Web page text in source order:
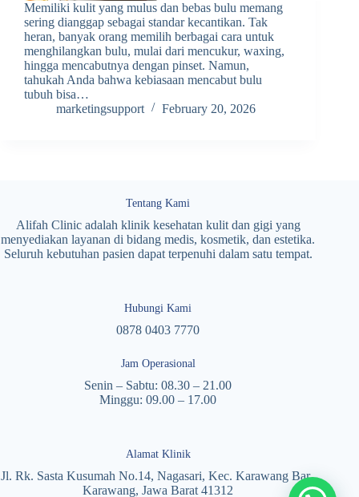
Memiliki kulit yang mulus dan bebas bulu memang
sering dianggap sebagai standar kecantikan. Tak
heran, banyak orang memilih berbagai cara untuk
menghilangkan bulu, mulai dari mencukur, waxing,
hingga mencabutnya dengan pinset. Namun,
tahukah Anda bahwa kebiasaan mencabut bulu
tubuh bisa…
marketingsupport
February 20, 2026
Tentang Kami
Alifah Clinic adalah klinik kesehatan kulit dan gigi yang
menyediakan layanan di bidang medis, kosmetik, dan estetika.
Seluruh kebutuhan pasien dapat terpenuhi dalam satu tempat.
Hubungi Kami
0878 0403 7770
Jam Operasional
Senin – Sabtu: 08.30 – 21.00
Minggu: 09.00 – 17.00
Alamat Klinik
Jl. Rk. Sasta Kusumah No.14, Nagasari, Kec. Karawang Bar.,
Karawang, Jawa Barat 41312